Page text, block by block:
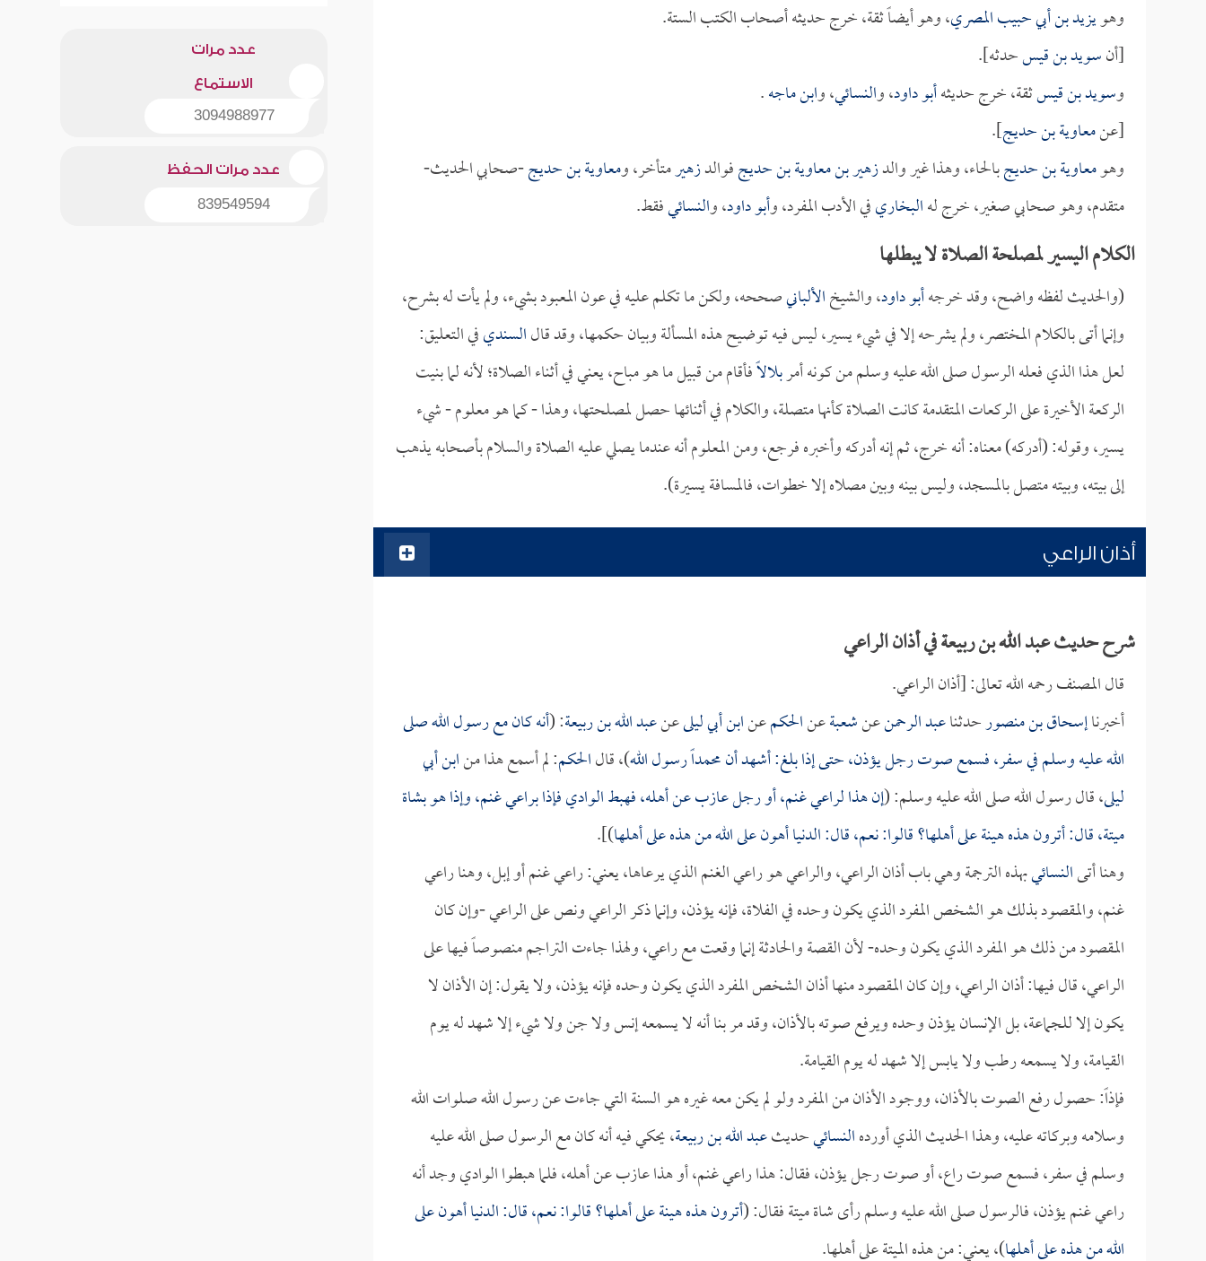
وهويزيد بن أبي حبيب المصري، وهو أيضاً ثقة، خرج حديثه أصحاب الكتب الستة.
[أنسويد بن قيسحدثه].
وسويد بن قيسثقة، خرج حديثهأبو داود، والنسائي، وابن ماجه.
[عنمعاوية بن حديج].
وهومعاوية بن حديجبالحاء، وهذا غير والدزهير بن معاوية بن حديجفوالدزهيرمتأخر، ومعاوية بن حديج-صحابي الحديث-
متقدم، وهو صحابي صغير، خرج لهالبخاريفي الأدب المفرد، وأبو داود، والنسائيفقط.
الكلام اليسير لمصلحة الصلاة لا يبطلها
(والحديث لفظه واضح، وقد خرجهأبو داود، والشيخالألبانيصححه، ولكن ما تكلم عليه في عون المعبود بشيء، ولم يأت له بشرح،
وإنما أتى بالكلام المختصر، ولم يشرحه إلا في شيء يسير، ليس فيه توضيح هذه المسألة وبيان حكمها، وقد قالالسنديفي التعليق:
لعل هذا الذي فعله الرسول صلى الله عليه وسلم من كونه أمربلالاًفأقام من قبيل ما هو مباح، يعني في أثناء الصلاة؛ لأنه لما بنيت
الركعة الأخيرة على الركعات المتقدمة كانت الصلاة كأنها متصلة، والكلام في أثنائها حصل لمصلحتها، وهذا - كما هو معلوم - شيء
يسير، وقوله: (أدركه) معناه: أنه خرج، ثم إنه أدركه وأخبره فرجع، ومن المعلوم أنه عندما يصلي عليه الصلاة والسلام بأصحابه يذهب
إلى بيته، وبيته متصل بالمسجد، وليس بينه وبين مصلاه إلا خطوات، فالمسافة يسيرة).
أذان الراعي
شرح حديث عبد الله بن ربيعة في أذان الراعي
قال المصنف رحمه الله تعالى: [أذان الراعي.
أخبرناإسحاق بن منصورحدثناعبد الرحمنعنشعبةعنالحكمعنابن أبي ليلىعنعبد الله بن ربيعة: (أنه كان مع رسول الله صلى
الله عليه وسلم في سفر، فسمع صوت رجل يؤذن، حتى إذا بلغ: أشهد أن محمداً رسول الله)، قالالحكم: لم أسمع هذا منابن أبي
ليلى، قال رسول الله صلى الله عليه وسلم: (إن هذا لراعي غنم، أو رجل عازب عن أهله، فهبط الوادي فإذا براعي غنم، وإذا هو بشاة
ميتة، قال: أترون هذه هينة على أهلها؟ قالوا: نعم، قال: الدنيا أهون على الله من هذه على أهلها)].
وهنا أتىالنسائيبهذه الترجمة وهي باب أذان الراعي، والراعي هو راعي الغنم الذي يرعاها، يعني: راعي غنم أو إبل، وهنا راعي
غنم، والمقصود بذلك هو الشخص المفرد الذي يكون وحده في الفلاة، فإنه يؤذن، وإنما ذكر الراعي ونص على الراعي -وإن كان
المقصود من ذلك هو المفرد الذي يكون وحده- لأن القصة والحادثة إنما وقعت مع راعي، ولهذا جاءت التراجم منصوصاً فيها على
الراعي، قال فيها: أذان الراعي، وإن كان المقصود منها أذان الشخص المفرد الذي يكون وحده فإنه يؤذن، ولا يقول: إن الأذان لا
يكون إلا للجماعة، بل الإنسان يؤذن وحده ويرفع صوته بالأذان، وقد مر بنا أنه لا يسمعه إنس ولا جن ولا شيء إلا شهد له يوم
القيامة، ولا يسمعه رطب ولا يابس إلا شهد له يوم القيامة.
فإذاً: حصول رفع الصوت بالأذان، ووجود الأذان من المفرد ولو لم يكن معه غيره هو السنة التي جاءت عن رسول الله صلوات الله
وسلامه وبركاته عليه، وهذا الحديث الذي أوردهالنسائيحديثعبد الله بن ربيعة، يحكي فيه أنه كان مع الرسول صلى الله عليه
وسلم في سفر، فسمع صوت راع، أو صوت رجل يؤذن، فقال: هذا راعي غنم، أو هذا عازب عن أهله، فلما هبطوا الوادي وجد أنه
راعي غنم يؤذن، فالرسول صلى الله عليه وسلم رأى شاة ميتة فقال: (أترون هذه هينة على أهلها؟ قالوا: نعم، قال: الدنيا أهون على
الله من هذه على أهلها)، يعني: من هذه الميتة على أهلها.
عدد مرات
الاستماع
3094988977
عدد مرات الحفظ
839549594